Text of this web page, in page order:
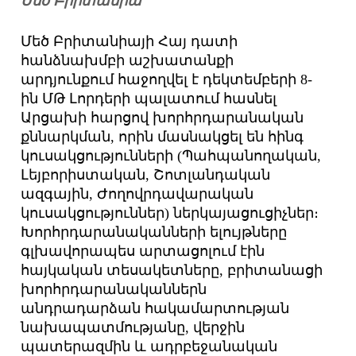
Մեծ Բրիտանիայի Հայ դատի
հանձնախմբի աշխատանքի
արդյունքում հաջողվել է դեկտեմբերի 8-
ին ՄԹ Լորդերի պալատում հասնել
Արցախի հարցով խորհրդարանական
քննարկման, որին մասնակցել են հինգ
կուսակցությունների (Պահպանողական,
Լեյբորիստական, Շոտլանդական
ազգային, Ժողովրդավարական
կուսակցություններ) ներկայացուցիչներ։
Խորհրդարանականների ելույթները
գլխավորապես արտացոլում էին
հայկական տեսակետները, բրիտանացի
խորհրդարանականներն
անդրադարձան հակամարտության
նախապատմությանը, վերջին
պատերազմին և ադրբեջանական